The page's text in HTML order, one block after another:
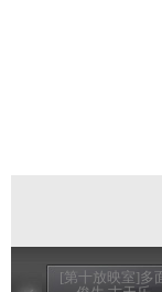
[第十放映室]多